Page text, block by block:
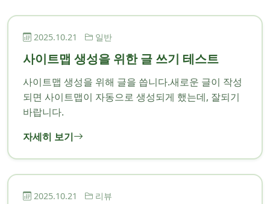
2025.10.21 일반
사이트맵 생성을 위한 글 쓰기 테스트
사이트맵 생성을 위해 글을 씁니다.새로운 글이 작성
되면 사이트맵이 자동으로 생성되게 했는데, 잘되기
바랍니다.
자세히 보기
2025.10.21 리뷰